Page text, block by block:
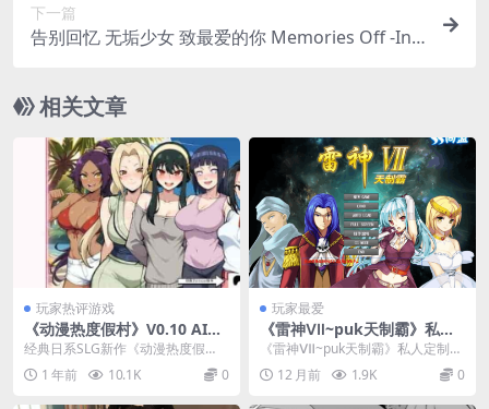
下一篇
告别回忆 无垢少女 致最爱的你 Memories Off -Inn
峰后日谈 5G完整版
相关文章
玩家热评游戏
《动漫热度假村》V0.10 AI汉
化版发布 日系SLG双端同步更
新
经典日系SLG新作《动漫热度假
村》迎来V0.10 AI汉化版本更新！
本作采用Un...
1 年前 10.1K 0
玩家最爱
《雷神Ⅶ~puk天制霸》私人
定制加强版 第二汉化版｜PC
平台后宫战略SLG汉化步兵
《雷神Ⅶ~puk天制霸》私人定制加
强版第二汉化版是一款在PC平台上
极具特色的后宫...
12 月前 1.9K 0